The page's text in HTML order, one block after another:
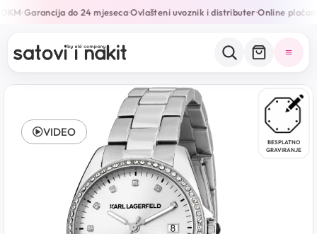
•Garancija do 24 mjeseca•Ovlašteni uvoznik i distributer•Online
BESPLATNO
GRAVIRANJE
VIDEO